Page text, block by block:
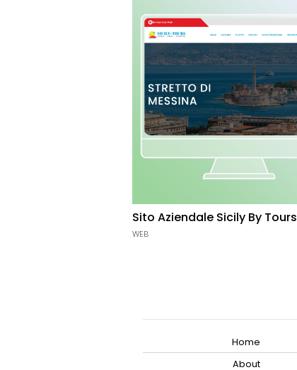
Sito Aziendale Sicily By Tours
WEB
Home
About